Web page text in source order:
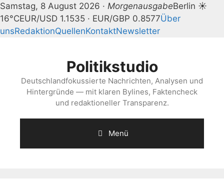
Samstag, 8 August 2026 · MorgenausgabeBerlin ☀
16°CEUR/USD 1.1535 · EUR/GBP 0.8577Über
unsRedaktionQuellenKontaktNewsletter
Politikstudio
Deutschlandfokussierte Nachrichten, Analysen und
Hintergründe — mit klaren Bylines, Faktencheck
und redaktioneller Transparenz.
Menü